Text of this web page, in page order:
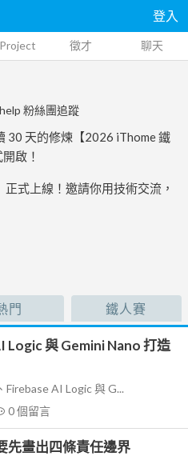
登入
徵才 聊天
粉絲團追蹤
30 天的修煉【2026 iThome 鐵
啟！
式上線！邀請你用技術交流，
門 鐵人賽
與 Gemini Nano 打造
AI Logic 與 G...
0個留言
先畫出四條責任邊界